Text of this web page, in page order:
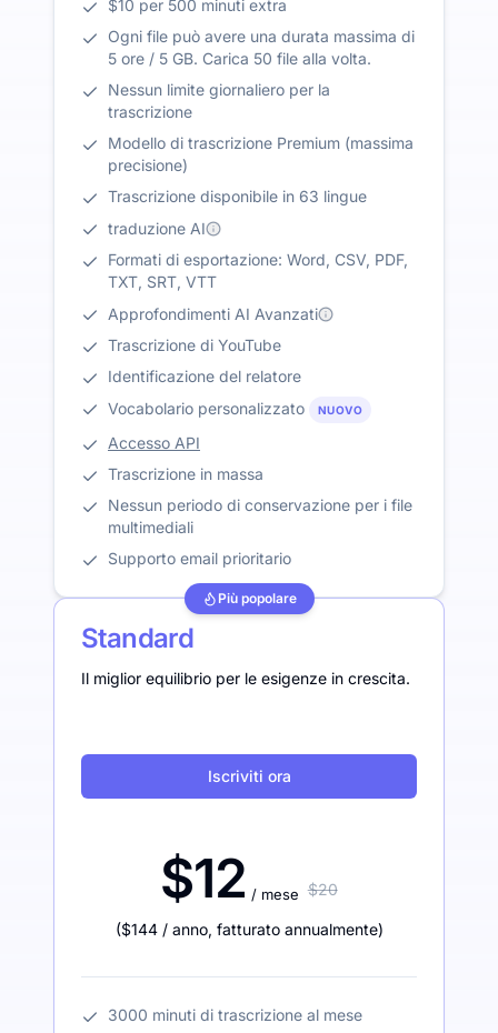
$10 per 500 minuti extra
Ogni file può avere una durata massima di
5 ore / 5 GB. Carica 50 file alla volta.
Nessun limite giornaliero per la
trascrizione
Modello di trascrizione Premium (massima
precisione)
Trascrizione disponibile in 63 lingue
traduzione AI
Formati di esportazione: Word, CSV, PDF,
TXT, SRT, VTT
Approfondimenti AI Avanzati
Trascrizione di YouTube
Identificazione del relatore
Vocabolario personalizzato
NUOVO
Accesso API
Trascrizione in massa
Nessun periodo di conservazione per i file
multimediali
Supporto email prioritario
Più popolare
Standard
Il miglior equilibrio per le esigenze in crescita.
Iscriviti ora
$12 / mese $20
($144 / anno, fatturato annualmente)
3000 minuti di trascrizione al mese